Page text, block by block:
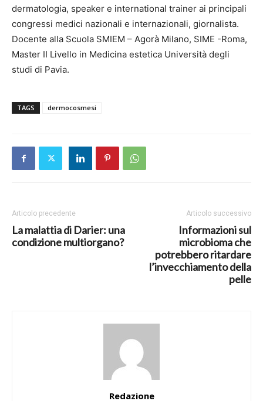
dermatologia, speaker e international trainer ai principali
congressi medici nazionali e internazionali, giornalista.
Docente alla Scuola SMIEM – Agorà Milano, SIME -Roma,
Master II Livello in Medicina estetica Università degli
studi di Pavia.
TAGS dermocosmesi
Articolo precedente
La malattia di Darier: una
condizione multiorgano?
Articolo successivo
Informazioni sul
microbioma che
potrebbero ritardare
l’invecchiamento della
pelle
Redazione